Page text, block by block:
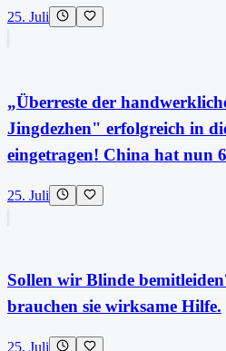
25. Juli
„Überreste der
Jingdezhen" erfolgreich in
eingetragen! China hat nun
25. Juli
Sollen wir Blinde
brauchen sie wirksame Hilfe.
25. Juli